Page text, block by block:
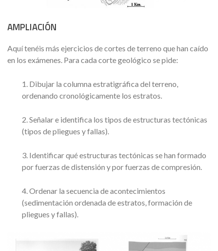
AMPLIACIÓN
Aquí tenéis más ejercicios de cortes de terreno que han caído
en los exámenes. Para cada corte geológico se pide:
1. Dibujar la columna estratigráfica del terreno,
ordenando cronológicamente los estratos.
2. Señalar e identifica los tipos de estructuras tectónicas
(tipos de pliegues y fallas).
3. Identificar qué estructuras tectónicas se han formado
por fuerzas de distensión y por fuerzas de compresión.
4. Ordenar la secuencia de acontecimientos
(sedimentación ordenada de estratos, formación de
pliegues y fallas).